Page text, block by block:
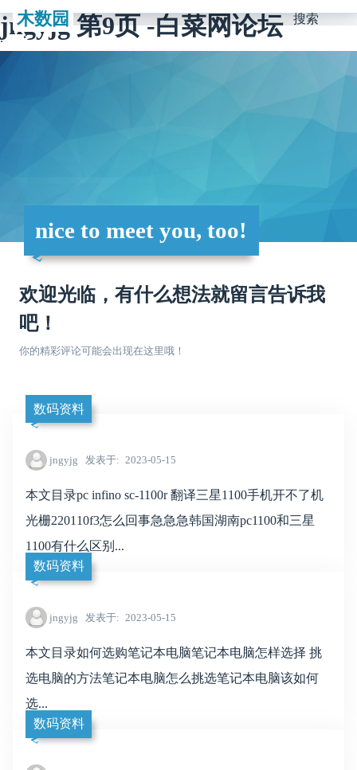
jngyjg 第9页 -白菜网论坛
木数园 搜索
nice to meet you, too!
欢迎光临，有什么想法就留言告诉我
吧！
你的精彩评论可能会出现在这里哦！
数码资料
jngyjg 发表于 2023-05-15
本文目录pc infino sc-1100r 翻译三星1100手机开不了机
光栅220110f3怎么回事急急急韩国湖南pc1100和三星
1100有什么区别...
数码资料
jngyjg 发表于 2023-05-15
本文目录如何选购笔记本电脑笔记本电脑怎样选择 挑
选电脑的方法笔记本电脑怎么挑选笔记本电脑该如何
选...
数码资料